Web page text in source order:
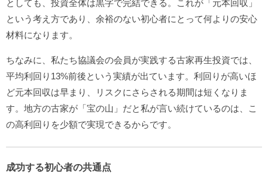
としても、投資全体は黒字で完結できる。これが「元本回収」
という考え方であり、余裕のない初心者にとって何よりの安心
材料になります。
ちなみに、私たち協議会の会員が実践する古家再生投資では、
平均利回り13%前後という実績が出ています。利回りが高いほ
ど元本回収は早まり、リスクにさらされる期間は短くなりま
す。地方の古家が「宝の山」だと私が言い続けているのは、こ
の高利回りを少額で実現できるからです。
成功する初心者の共通点